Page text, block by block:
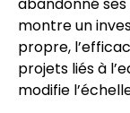
abandonné
montre un
propre,
projets liés à
modifie